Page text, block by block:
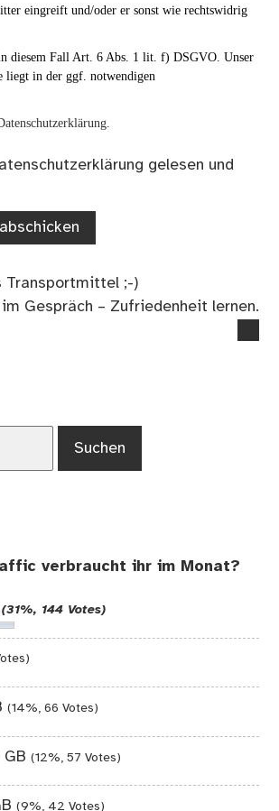
eingreift und/oder er sonst wie rechtswidrig
diesem Fall Art. 6 Abs. 1 lit. f) DSGVO. Unser
liegt in der ggf. notwendigen
gelesen und
Transportmittel ;-)
Gespräch – Zufriedenheit lernen.
verbraucht ihr im Monat?
(31%, 144 Votes)
(14%, 66 Votes)
GB(12%, 57 Votes)
(9%, 42 Votes)